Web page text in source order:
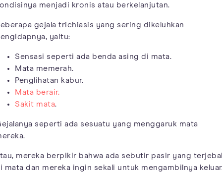
menjadi kronis atau berkelanjutan.
gejala trichiasis yang sering dikeluhkan
yaitu:
Sensasi seperti ada benda asing di mata.
Mata memerah.
Penglihatan kabur.
Mata berair.
Sakit mata.
seperti ada sesuatu yang menggaruk mata
mereka berpikir bahwa ada sebutir pasir yang
mata dan mereka ingin sekali untuk mengambilnya